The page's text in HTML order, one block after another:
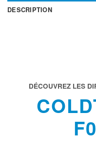
DESCRIPTION
DÉCOUVREZ LES